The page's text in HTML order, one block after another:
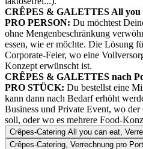
CRÊPES & GALETTES All
PRO PERSON: Du möchtest
ohne Mengenbeschränkung
essen, wie er möchte. Die Lösung
Corporate-Feier, wo eine
Konzept erwünscht ist.
CRÊPES & GALETTES nach
PRO STÜCK: Du bestellst eine
kann dann nach Bedarf erhöht
Business und Private Event, wo
soll, oder wo es mehrere Food-
Crêpes-Catering All you can eat,
Crêpes-Catering, Verrechnung pro